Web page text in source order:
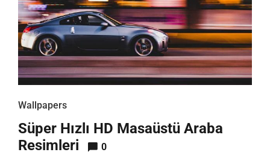
Wallpapers
Süper Hızlı HD Masaüstü Araba
Resimleri
0